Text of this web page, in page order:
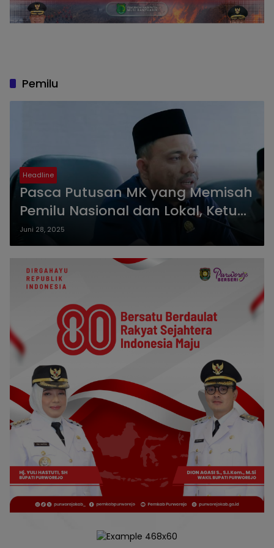
Pemilu
Headline
Pasca Putusan MK yang Memisah
Pemilu Nasional dan Lokal, Ketua
Bidang Demokrasi ADKASI Ajak
Semua Pihak Dalam Perumusan
Masa Transisi
Juni 28, 2025